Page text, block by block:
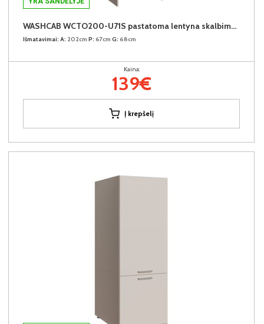
WASHCAB WCTO200-U71S pastatoma lentyna skalbimo mašinai
Išmatavimai: A: 202cm P: 67cm G: 68cm
Kaina:
139€
Į krepšelį